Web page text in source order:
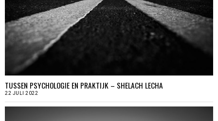
TUSSEN PSYCHOLOGIE EN PRAKTIJK – SHELACH LECHA
22 JULI 2022